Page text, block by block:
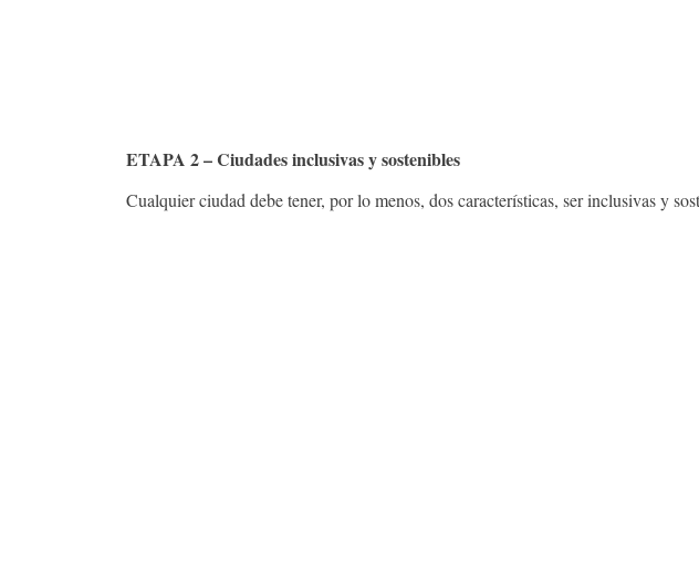
ETAPA 2 – Ciudades inclusivas y sostenibles
Cualquier ciudad debe tener, por lo menos, dos características, ser inclusivas y